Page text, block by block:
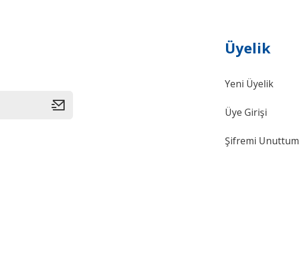
Üyelik
Yeni Üyelik
Üye Girişi
Şifremi Unuttum